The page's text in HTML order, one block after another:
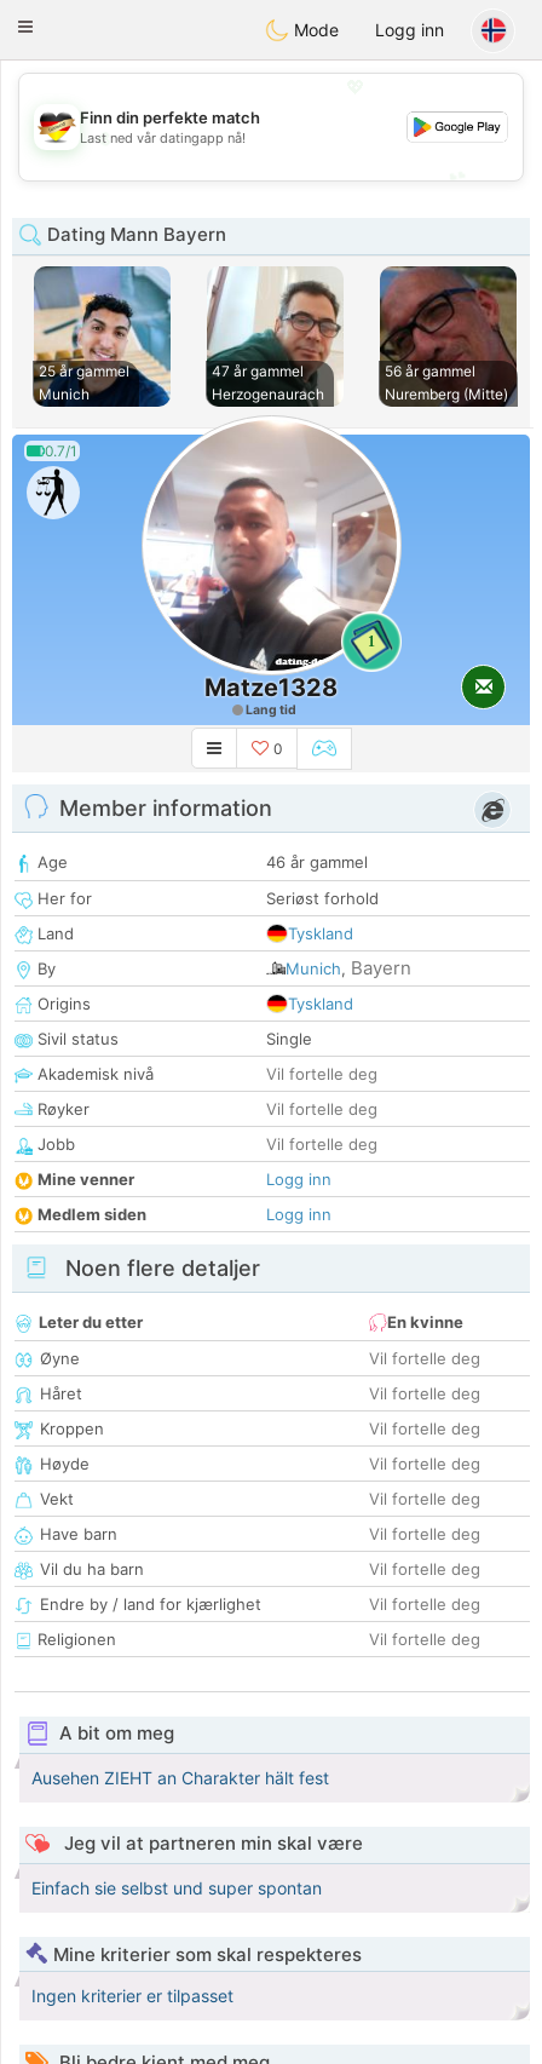
Deutsch Dating
Toggle
Mode Logg inn
💖
💕
Finn din perfekte match
Last ned vår datingapp nå!
Dating Mann Bayern
25 år gammel
Munich
47 år gammel
Herzogenaurach
56 år gammel
Nuremberg (Mitte)
0.7/1
1
Matze1328
Lang tid
0
Member information
Age
46 år gammel
Her for
Seriøst forhold
Land
Tyskland
By
Munich, Bayern
Origins
Tyskland
Sivil status
Single
Akademisk nivå
Vil fortelle deg
Røyker
Vil fortelle deg
Jobb
Vil fortelle deg
Mine venner
Logg inn
Medlem siden
Logg inn
Noen flere detaljer
Leter du etter
En kvinne
Øyne
Vil fortelle deg
Håret
Vil fortelle deg
Kroppen
Vil fortelle deg
Høyde
Vil fortelle deg
Vekt
Vil fortelle deg
Have barn
Vil fortelle deg
Vil du ha barn
Vil fortelle deg
Endre by / land for kjærlighet
Vil fortelle deg
Religionen
Vil fortelle deg
A bit om meg
Ausehen ZIEHT an Charakter hält fest
Jeg vil at partneren min skal være
Einfach sie selbst und super spontan
Mine kriterier som skal respekteres
Ingen kriterier er tilpasset